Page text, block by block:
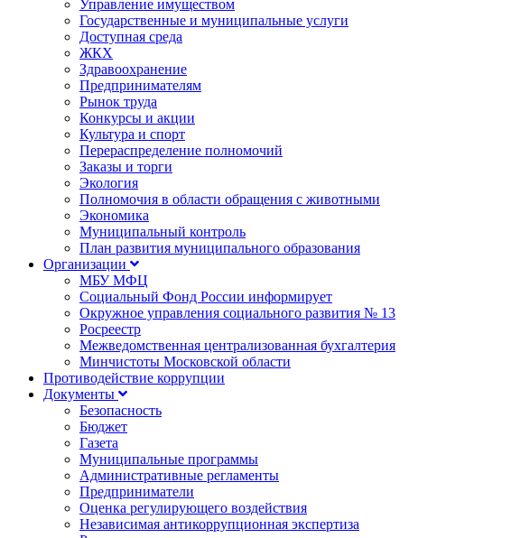
Управление имуществом
Государственные и муниципальные услуги
Доступная среда
ЖКХ
Здравоохранение
Предпринимателям
Рынок труда
Конкурсы и акции
Культура и спорт
Перераспределение полномочий
Заказы и торги
Экология
Полномочия в области обращения с животными
Экономика
Муниципальный контроль
План развития муниципального образования
Организации
МБУ МФЦ
Социальный Фонд России информирует
Окружное управления социального развития № 13
Росреестр
Межведомственная централизованная бухгалтерия
Минчистоты Московской области
Противодействие коррупции
Документы
Безопасность
Бюджет
Газета
Муниципальные программы
Административные регламенты
Предприниматели
Оценка регулирующего воздействия
Независимая антикоррупционная экспертиза